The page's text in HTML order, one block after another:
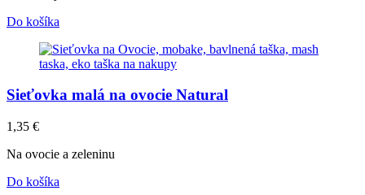
Do košíka
Sieťovka malá na ovocie Natural
1,35 €
Na ovocie a zeleninu
Do košíka